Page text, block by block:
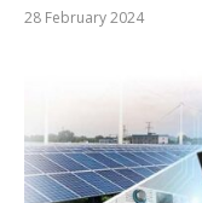
28 February 2024